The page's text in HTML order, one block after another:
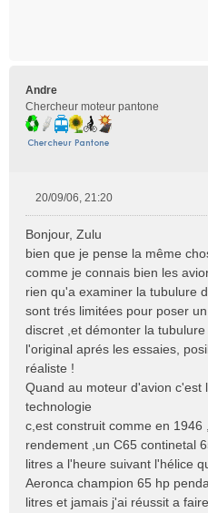
Andre
Chercheur moteur pantone
s
s
a
g
e
n
l
u
20/09/06, 21:20
Bonjour, Zulu
bien que je pense la même
comme je connais bien les
rien qu'a examiner la tubulure
sont trés limitées pour poser
discret ,et démonter la
l'original aprés les essaies,
réaliste !
Quand au moteur d'avion c'est
technologie
c,est construit comme en 1946
rendement ,un C65 continetal
litres a l'heure suivant l'hélice
Aeronca champion 65 hp
litres et jamais j'ai réussit a